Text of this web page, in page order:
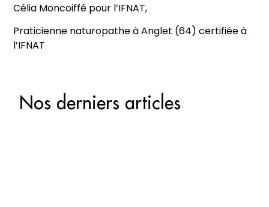
Célia Moncoiffé pour l’IFNAT,
Praticienne naturopathe à Anglet (64) certifiée à
l’IFNAT
Nos derniers articles